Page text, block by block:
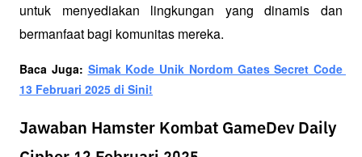
untuk menyediakan lingkungan yang dinamis dan
bermanfaat bagi komunitas mereka.
Baca Juga: Simak Kode Unik Nordom Gates Secret Code
13 Februari 2025 di Sini!
Jawaban Hamster Kombat GameDev Daily